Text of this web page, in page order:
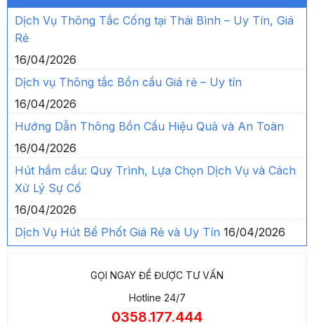
Dịch Vụ Thông Tắc Cống tại Thái Bình – Uy Tín, Giá
Rẻ
16/04/2026
Dịch vụ Thông tắc Bồn cầu Giá rẻ – Uy tín
16/04/2026
Hướng Dẫn Thông Bồn Cầu Hiệu Quả và An Toàn
16/04/2026
Hút hầm cầu: Quy Trình, Lựa Chọn Dịch Vụ và Cách
Xử Lý Sự Cố
16/04/2026
Dịch Vụ Hút Bể Phốt Giá Rẻ và Uy Tín 16/04/2026
GỌI NGAY ĐỂ ĐƯỢC TƯ VẤN
Hotline 24/7
0358.177.444